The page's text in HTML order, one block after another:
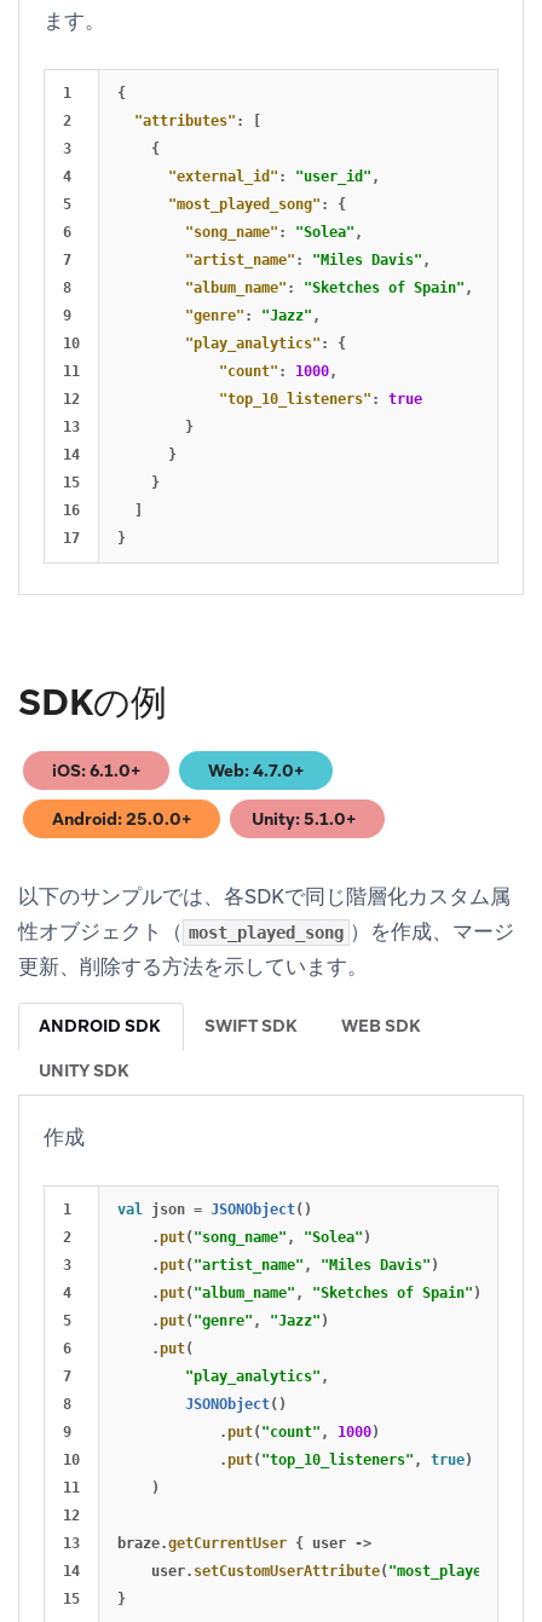
ます。
1
2
3
4
5
6
7
8
9
10
11
12
13
14
15
16
{
"attributes" :
{
"external_id" : "user_id" ,
"most_played_song" :
{
"song_name" : "Solea" ,
"artist_name" : "Miles Davis" ,
"album_name" : "Sketches of Spain" ,
"genre" : "Jazz" ,
"play_analytics" :
{
"count" : 1000,
"top_10_listeners" :
true
}
}
}
}
SDKの例
iOS: 6.1.0+
(opens in new tab) Web: 4.7.0+
(opens in new tab)
Android: 25.0.0+
(opens in new tab) Unity: 5.1.0+
(opens in new tab)
以下のサンプルでは、各SDKで同じ階層化カスタム属
性オブジェクト（ most_played_song ）を作成、マージ
更新、削除する方法を示しています。
ANDROID SDK SWIFT SDK WEB SDK
UNITY SDK
作成
1
2
3
4
5
6
7
8
9
10
11
12
13
14
val json = JSONObject()
.put( "song_name" , "Solea" )
.put( "artist_name" , "Miles Davis" )
.put( "album_name" , "Sketches of Spain" )
.put( "genre" , "Jazz" )
.put(
"play_analytics" ,
JSONObject()
.put( "count" , 1000)
.put( "top_10_listeners" , true)
)
braze.getCurrentUser { user ->
user. setCustomUserAttribute( "most_played_song"
}